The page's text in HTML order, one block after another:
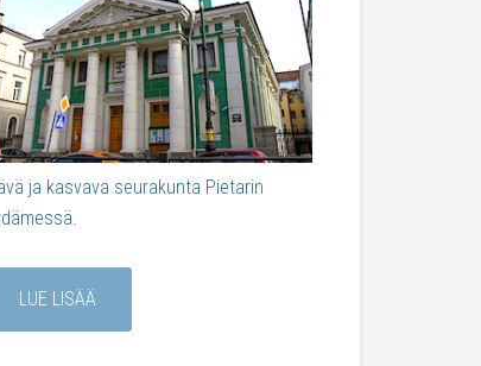
ja kasvava seurakunta Pietarin
LUE LISÄÄ